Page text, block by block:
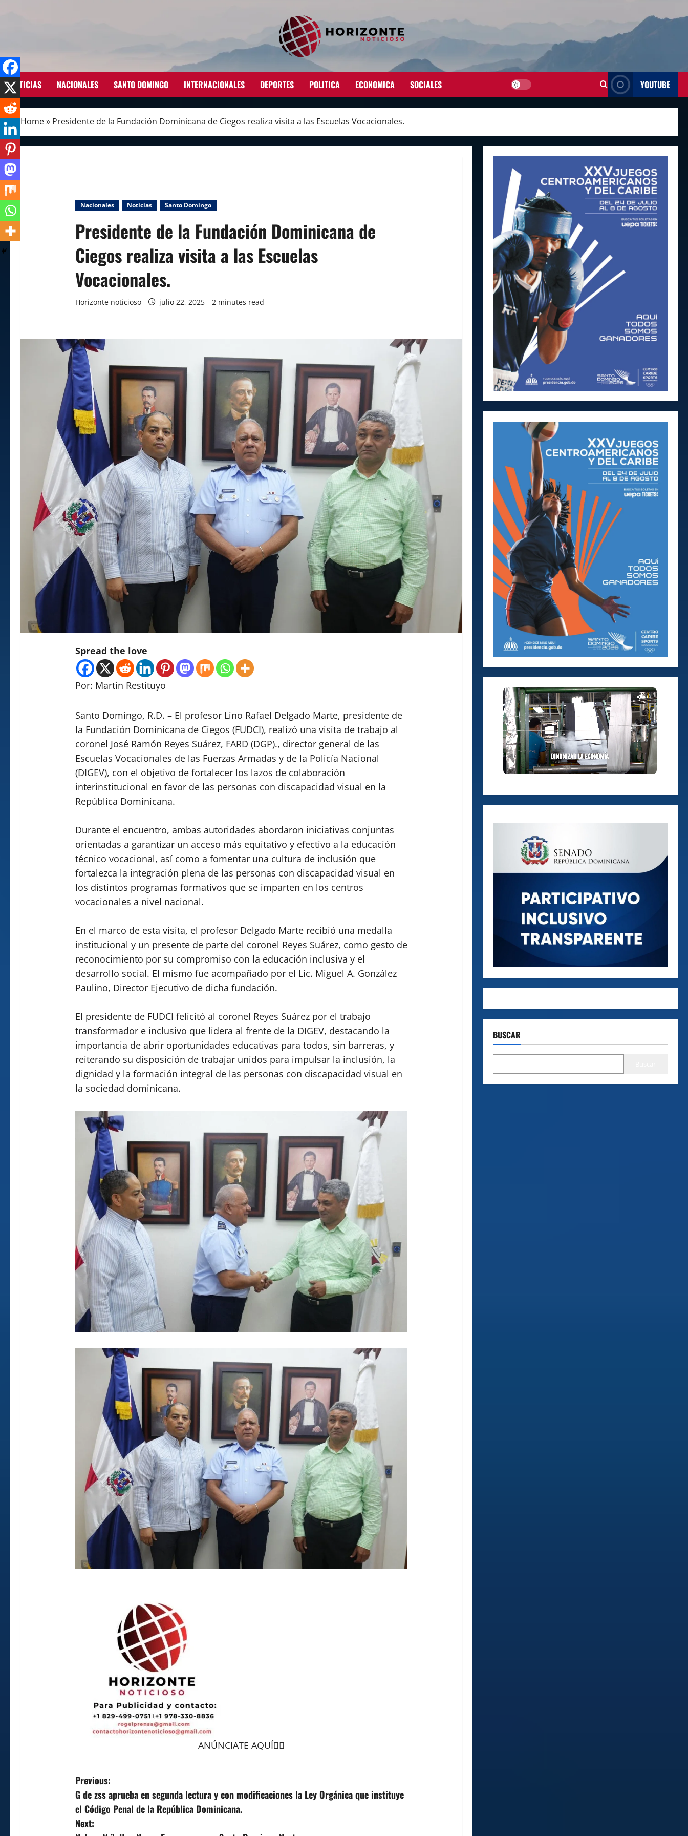
NOTICIAS NACIONALES SANTO DOMINGO INTERNACIONALES DEPORTES POLITICA ECONOMICA SOCIALES YOUTUBE
Home» Presidente de la Fundación Dominicana de Ciegos realiza visita a las Escuelas Vocacionales.
Nacionales Noticias Santo Domingo
Presidente de la Fundación Dominicana de
Ciegos realiza visita a las Escuelas
Vocacionales.
Horizonte noticioso julio 22, 2025 2 minutes read
Spread the love
Por: Martin Restituyo
Santo Domingo, R.D. – El profesor Lino Rafael Delgado Marte, presidente de
la Fundación Dominicana de Ciegos (FUDCI), realizó una visita de trabajo al
coronel José Ramón Reyes Suárez, FARD (DGP)., director general de las
Escuelas Vocacionales de las Fuerzas Armadas y de la Policía Nacional
(DIGEV), con el objetivo de fortalecer los lazos de colaboración
interinstitucional en favor de las personas con discapacidad visual en la
República Dominicana.
Durante el encuentro, ambas autoridades abordaron iniciativas conjuntas
orientadas a garantizar un acceso más equitativo y efectivo a la educación
técnico vocacional, así como a fomentar una cultura de inclusión que
fortalezca la integración plena de las personas con discapacidad visual en
los distintos programas formativos que se imparten en los centros
vocacionales a nivel nacional.
En el marco de esta visita, el profesor Delgado Marte recibió una medalla
institucional y un presente de parte del coronel Reyes Suárez, como gesto de
reconocimiento por su compromiso con la educación inclusiva y el
desarrollo social. El mismo fue acompañado por el Lic. Miguel A. González
Paulino, Director Ejecutivo de dicha fundación.
El presidente de FUDCI felicitó al coronel Reyes Suárez por el trabajo
transformador e inclusivo que lidera al frente de la DIGEV, destacando la
importancia de abrir oportunidades educativas para todos, sin barreras, y
reiterando su disposición de trabajar unidos para impulsar la inclusión, la
dignidad y la formación integral de las personas con discapacidad visual en
la sociedad dominicana.
ANÚNCIATE AQUÍ👆🏻
P
o
s
Previous:
G de zss aprueba en segunda lectura y con modificaciones la Ley Orgánica que instituye
el Código Penal de la República Dominicana.
Next:
BUSCAR